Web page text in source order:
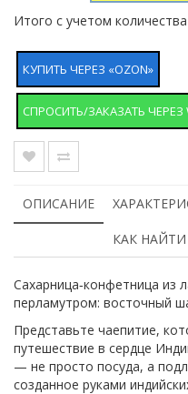
Итого с учетом
КУПИТЬ ЧЕРЕЗ «OZON»
СПРОСИТЬ/ЗАКАЗАТЬ ЧЕРЕЗ
ОПИСАНИЕ
КАК
Сахарница‑конфетница из
перламутром: восточный
Представьте чаепитие,
путешествие в сердце
— не просто посуда, а
созданное руками